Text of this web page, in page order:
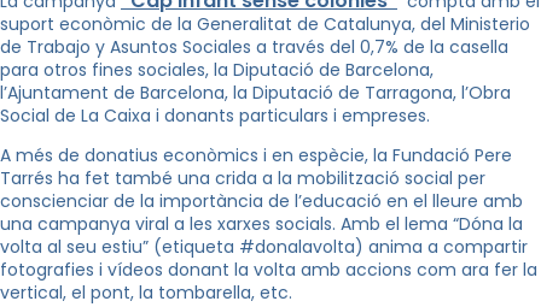
suport econòmic de la Generalitat de Catalunya, del Ministerio
de Trabajo y Asuntos Sociales a través del 0,7% de la casella
para otros fines sociales, la Diputació de Barcelona,
l’Ajuntament de Barcelona, la Diputació de Tarragona, l’Obra
Social de La Caixa i donants particulars i empreses.
A més de donatius econòmics i en espècie, la Fundació Pere
Tarrés ha fet també una crida a la mobilització social per
conscienciar de la importància de l’educació en el lleure amb
una campanya viral a les xarxes socials. Amb el lema “Dóna la
volta al seu estiu” (etiqueta #donalavolta) anima a compartir
fotografies i vídeos donant la volta amb accions com ara fer la
vertical, el pont, la tombarella, etc.